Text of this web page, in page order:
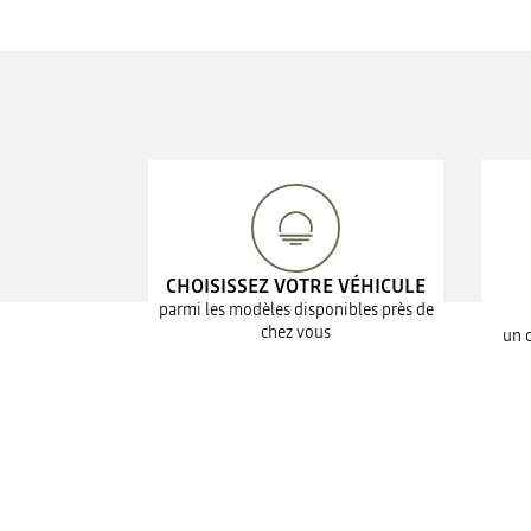
CHOISISSEZ VOTRE VÉHICULE
parmi les modèles disponibles près de
chez vous
un